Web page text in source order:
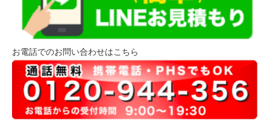
お電話でのお問い合わせはこちら